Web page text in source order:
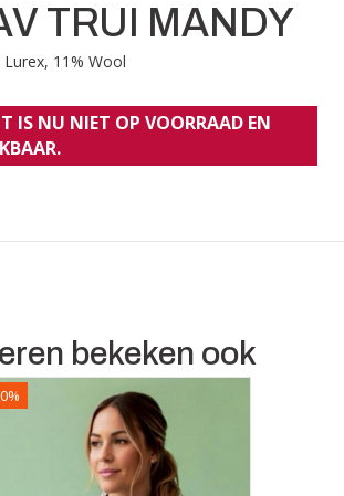
TRUI MANDY
11% Wool
IS NU NIET OP VOORRAAD EN
bekeken ook